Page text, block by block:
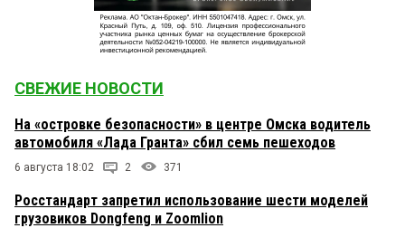
СВЕЖИЕ НОВОСТИ
На «островке безопасности» в центре Омска водитель
автомобиля «Лада Гранта» сбил семь пешеходов
6 августа 18:02 2 371
Росстандарт запретил использование шести моделей
грузовиков Dongfeng и Zoomlion